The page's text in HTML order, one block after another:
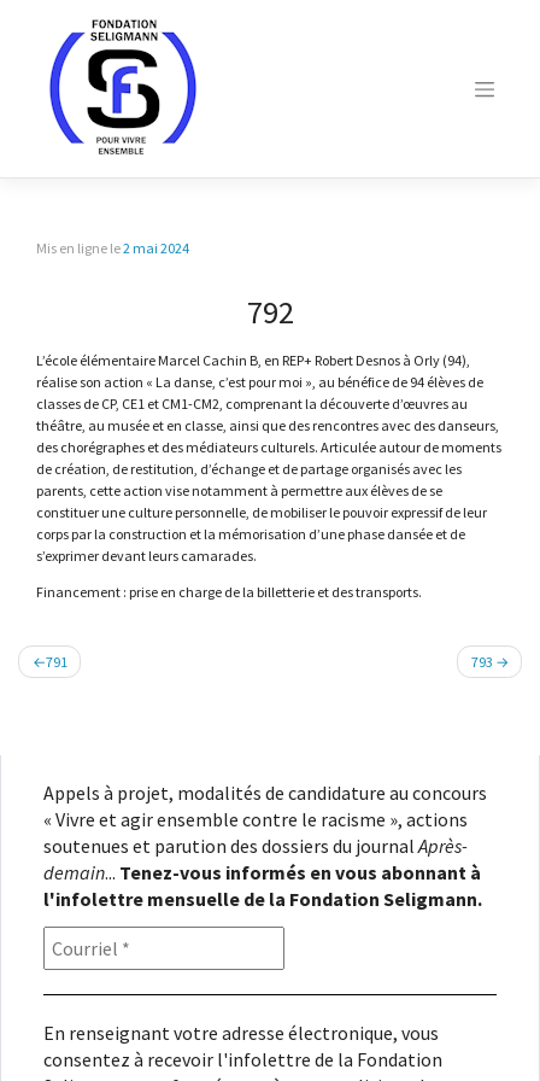
Mis en ligne le2 mai 2024
792
L’école élémentaire Marcel Cachin B, en REP+ Robert Desnos à Orly (94),
réalise son action « La danse, c’est pour moi », au bénéfice de 94 élèves de
classes de CP, CE1 et CM1-CM2, comprenant la découverte d’œuvres au
théâtre, au musée et en classe, ainsi que des rencontres avec des danseurs,
des chorégraphes et des médiateurs culturels. Articulée autour de moments
de création, de restitution, d’échange et de partage organisés avec les
parents, cette action vise notamment à permettre aux élèves de se
constituer une culture personnelle, de mobiliser le pouvoir expressif de leur
corps par la construction et la mémorisation d’une phase dansée et de
s’exprimer devant leurs camarades.
Financement : prise en charge de la billetterie et des transports.
Navigation
de
791 793
Appels à projet, modalités de candidature au concours
« Vivre et agir ensemble contre le racisme », actions
soutenues et parution des dossiers du journalAprès-
demain... Tenez-vous informés en vous abonnant à
l'infolettre mensuelle de la Fondation Seligmann.
En renseignant votre adresse électronique, vous
consentez à recevoir l'infolettre de la Fondation